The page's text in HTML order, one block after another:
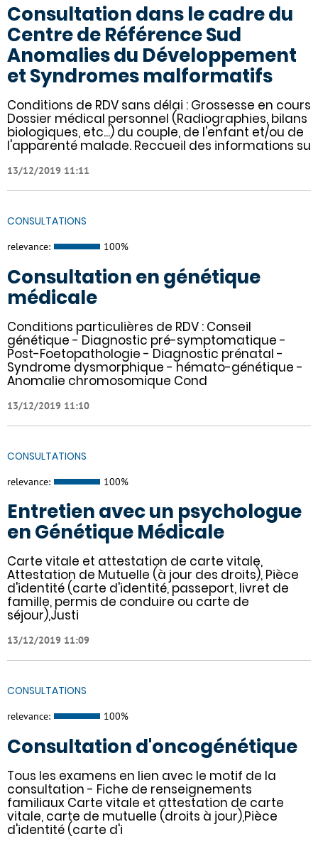
Consultation dans le cadre du
Centre de Référence Sud
Anomalies du Développement
et Syndromes malformatifs
Conditions de RDV sans délai : Grossesse en cours
Dossier médical personnel (Radiographies, bilans
biologiques, etc...) du couple, de l'enfant et/ou de
l'apparenté malade. Reccueil des informations su
13/12/2019 11:11
CONSULTATIONS
relevance: 100%
Consultation en génétique
médicale
Conditions particulières de RDV : Conseil
génétique - Diagnostic pré-symptomatique -
Post-Foetopathologie - Diagnostic prénatal -
Syndrome dysmorphique - hémato-génétique -
Anomalie chromosomique Cond
13/12/2019 11:10
CONSULTATIONS
relevance: 100%
Entretien avec un psychologue
en Génétique Médicale
Carte vitale et attestation de carte vitale,
Attestation de Mutuelle (à jour des droits), Pièce
d'identité (carte d'identité, passeport, livret de
famille, permis de conduire ou carte de
séjour),Justi
13/12/2019 11:09
CONSULTATIONS
relevance: 100%
Consultation d'oncogénétique
Tous les examens en lien avec le motif de la
consultation - Fiche de renseignements
familiaux Carte vitale et attestation de carte
vitale, carte de mutuelle (droits à jour),Pièce
d'identité (carte d'i